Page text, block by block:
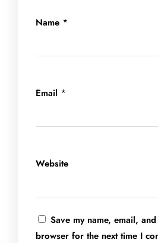
Name *
Email *
Website
Save my name, email,
browser for the next time I